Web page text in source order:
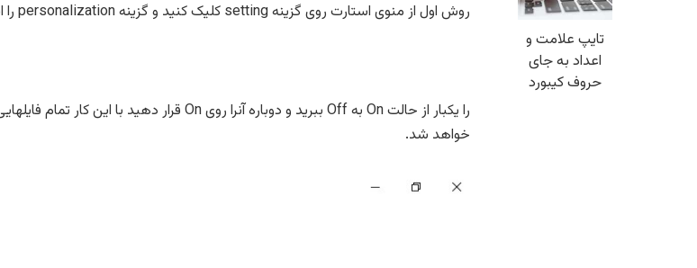
تایپ علامت و
اعداد به جای
حروف کیبورد
روش اول از منوی استارت روی گزینه setting کلیک کنید و گزینه personalization را انتخاب کنید و از قسمت چپ گزینه Start را انتخاب کنید و در اینجا دکمه
خواهد شد.